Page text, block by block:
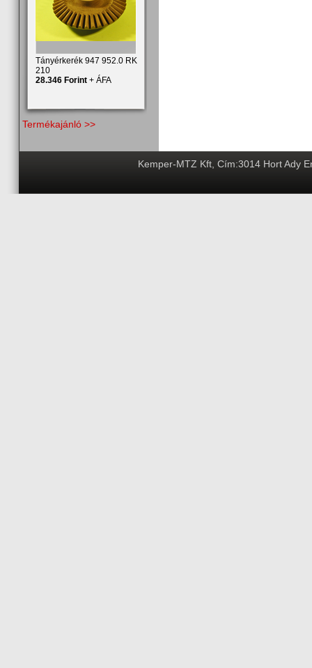
Tányérkerék 947 952.0 RK
210
28.346 Forint + ÁFA
Termékajánló >>
Kemper-MTZ Kft, Cím:3014 Hort Ady